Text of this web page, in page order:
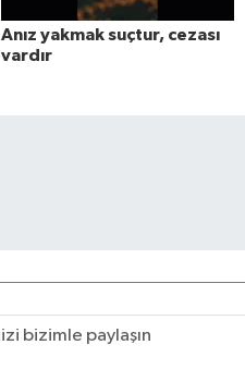
Anız yakmak suçtur, cezası
vardır